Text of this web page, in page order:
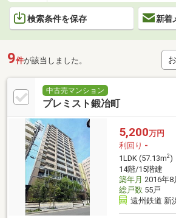
検索条件を保存 新着
9件が該当しました。
中古売マンション
プレミスト鍛冶町
5,200万円
利回り -
1LDK (57.13m2)
14階/15階建
築年月 2016年
総戸数55戸
遠州鉄道 新